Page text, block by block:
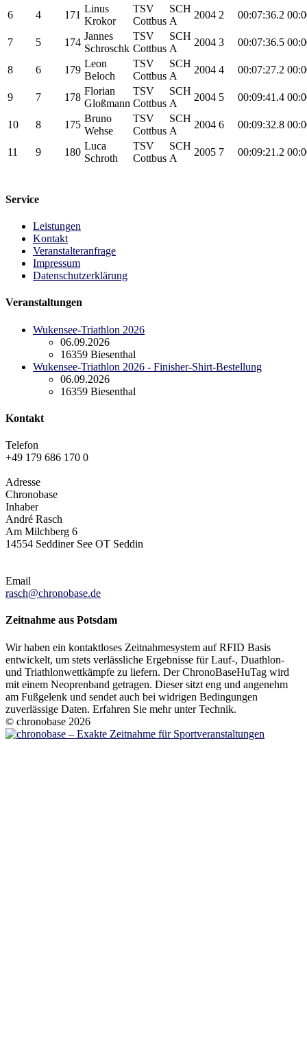
6 4 171
Linus
Krokor
TSV
Cottbus
SCH
A
2004 2 00:07:36.2
7 5 174
Jannes
Schroschk
TSV
Cottbus
SCH
A
2004 3 00:07:36.5
8 6 179
Leon
Beloch
TSV
Cottbus
SCH
A
2004 4 00:07:27.2
9 7 178
Florian
Gloßmann
TSV
Cottbus
SCH
A
2004 5 00:09:41.4
10 8 175
Bruno
Wehse
TSV
Cottbus
SCH
A
2004 6 00:09:32.8
11 9 180
Luca
Schroth
TSV
Cottbus
SCH
A
2005 7 00:09:21.2
Service
Leistungen
Kontakt
Veranstalteranfrage
Impressum
Datenschutzerklärung
Veranstaltungen
Wukensee-Triathlon 2026
06.09.2026
16359 Biesenthal
Wukensee-Triathlon 2026 - Finisher-Shirt-Bestellung
06.09.2026
16359 Biesenthal
Kontakt
Telefon
+49 179 686 170 0
Adresse
Chronobase
Inhaber
André Rasch
Am Milchberg 6
14554 Seddiner See OT Seddin
Email
rasch@chronobase.de
Zeitnahme aus Potsdam
Wir haben ein kontaktloses Zeitnahmesystem auf RFID Basis
entwickelt, um stets verlässliche Ergebnisse für Lauf-, Duathlon-
und Triathlonwettkämpfe zu liefern. Der ChronoBaseHuTag wird
mit einem Neoprenband getragen. Dieser sitzt eng und angenehm
am Fußgelenk und sendet auch bei widrigen Bedingungen
zuverlässige Daten. Erfahren Sie mehr unter Technik.
© chronobase 2026